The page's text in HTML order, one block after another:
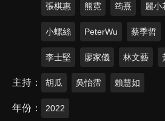
張棋惠 熊霓 筠熹 麗小
小螺絲 PeterWu 蔡季哲
李士堅 廖家儀 林文藝
主持 胡瓜 吳怡霈 賴慧如
年份 2022